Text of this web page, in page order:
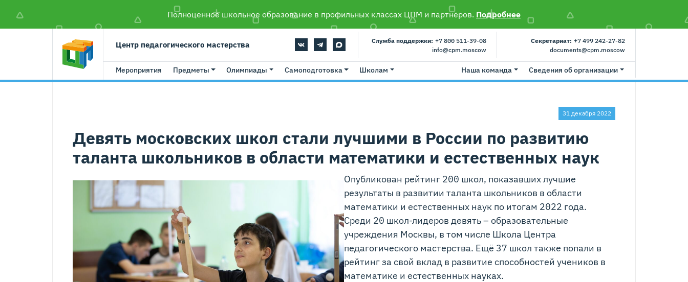
Полноценное школьное образование в профильных классах ЦПМ и партнёров. Подробнее
Центр педагогического мастерства Служба поддержки: +7 800 511-39-08
info@cpm.moscow
Секретариат: +7 499 242-27-82
documents@cpm.moscow
Мероприятия Предметы Олимпиады Самоподготовка Школам Наша команда Сведения об организации
31 декабря 2022
Девять московских школ стали лучшими в России по развитию
таланта школьников в области математики и естественных наук
Опубликован рейтинг 200 школ, показавших лучшие
результаты в развитии таланта школьников в области
математики и естественных наук по итогам 2022 года.
Среди 20 школ-лидеров девять – образовательные
учреждения Москвы, в том числе Школа Центра
педагогического мастерства. Ещё 37 школ также попали в
рейтинг за свой вклад в развитие способностей учеников в
математике и естественных науках.